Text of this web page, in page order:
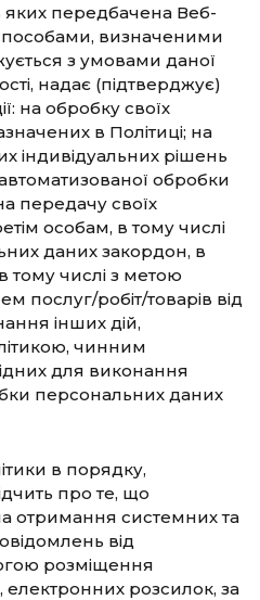
передбачена Веб-
визначеними
з умовами даної
надає (підтверджує)
на обробку своїх
в Політиці; на
індивідуальних рішень
обробки
передачу своїх
особам, в тому числі
даних закордон, в
тому числі з метою
послуг/робіт/товарів від
інших дій,
чинним
для виконання
персональних даних
в порядку,
про те, що
отримання системних та
від
розміщення
електронних розсилок, за